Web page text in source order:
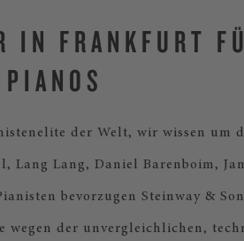
IN FRANKFURT
PIANOS
der Welt, wir wissen um
Lang, Daniel Barenboim,
bevorzugen Steinway &
wegen der unvergleichlichen,